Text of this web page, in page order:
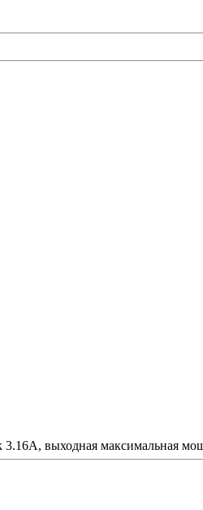
выходная максимальная